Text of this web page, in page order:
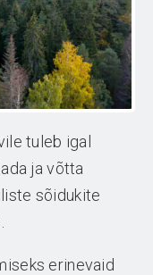
tuleb igal
ja võtta
sõidukite
erinevaid